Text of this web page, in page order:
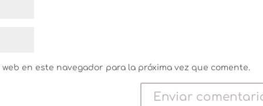
en este navegador para la próxima vez que comente.